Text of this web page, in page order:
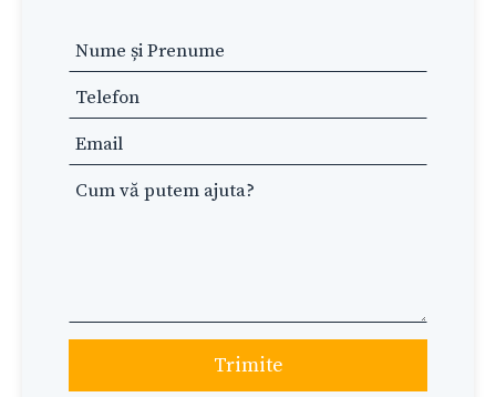
Leave
this
field
blank
Trimite